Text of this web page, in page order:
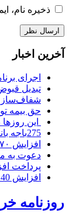
ذخیره نام،
آخرین اخبار
اجرای
تبدیل
شفاف‌سازی
حق بیمه
این
275باجه بانکی روستایی پست بانک ایران منابع خود را به بیش از ۱۰۰ میلیارد ریال افزایش دادند
افزایش ۷۰ درصدی منابع و ۱۳۲ درصدی ضمانت‌نامه‌های ریالی صادره پست بانک ایران در چهارماهه اول سال 1405
دعوت به
پرداخت افزون بر 32 هزار میلیارد ریال تسهیلات قرض الحسنه
افزایش 40 درصدی تسهیلات بانک توسعه صادرات ایران برای بخش های تولید، صادرات و دانش بنیان ها
روزنامه